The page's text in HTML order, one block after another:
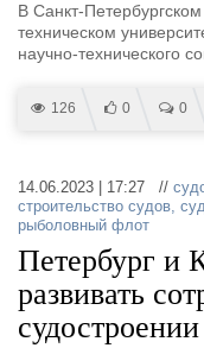
В Санкт-
техническом
научно-технического
126 0 0
14.06.2023 | 17:27 //
строительство судов,
рыболовный флот
Петербург и
развивать
судостроении